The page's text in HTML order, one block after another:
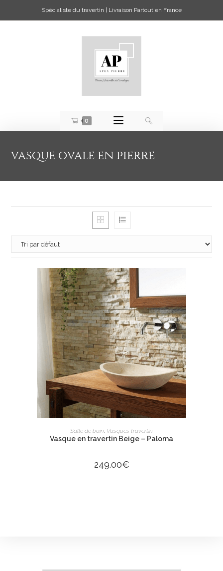
Spécialiste du travertin | Livraison Partout en France
0
vasque ovale en pierre
AJOUTER AU PANIER
Salle de bain, Vasques travertin
Vasque en travertin Beige – Paloma
249.00€